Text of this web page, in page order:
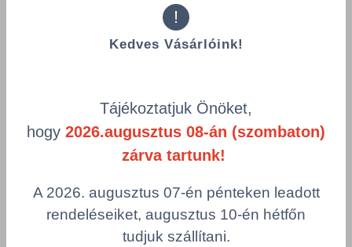
Az Önt érdeklő
termékek
!
Kedves Vásárlóink!
Tájékoztatjuk Önöket,
hogy 2026.augusztus 08-án (szombaton)
zárva tartunk!
A 2026. augusztus 07-én pénteken leadott
rendeléseiket, augusztus 10-én hétfőn
tudjuk szállítani.